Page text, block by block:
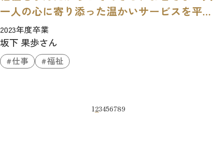
一人の心に寄り添った温かいサービスを平等
に。
2023年度卒業
坂下 果歩さん
仕事 福祉
123456789